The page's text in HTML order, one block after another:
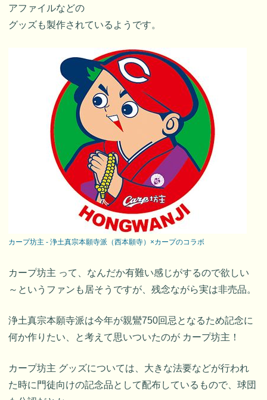
アファイルなどの
グッズも製作されているようです。
カープ坊主 - 浄土真宗本願寺派（西本願寺）×カープのコラボ
カープ坊主 って、なんだか有難い感じがするので欲しい
～というファンも居そうですが、残念ながら実は非売品。
浄土真宗本願寺派は今年が親鸞750回忌となるため記念に
何か作りたい、と考えて思いついたのが カープ坊主！
カープ坊主 グッズについては、大きな法要などが行われ
た時に門徒向けの記念品として配布しているもので、球団